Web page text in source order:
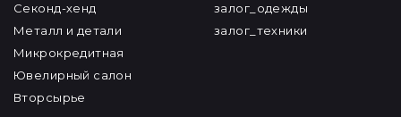
Секонд-хенд
Металл и детали
Микрокредитная
Ювелирный салон
Вторсырье
залог_одежды
залог_техники